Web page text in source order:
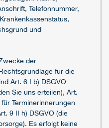
Telefonnummer,
und
der
für die
Art. 6 I b) DSGVO
Sie uns erteilen), Art.
Terminerinnerungen
9 II h) DSGVO (die
Es erfolgt keine